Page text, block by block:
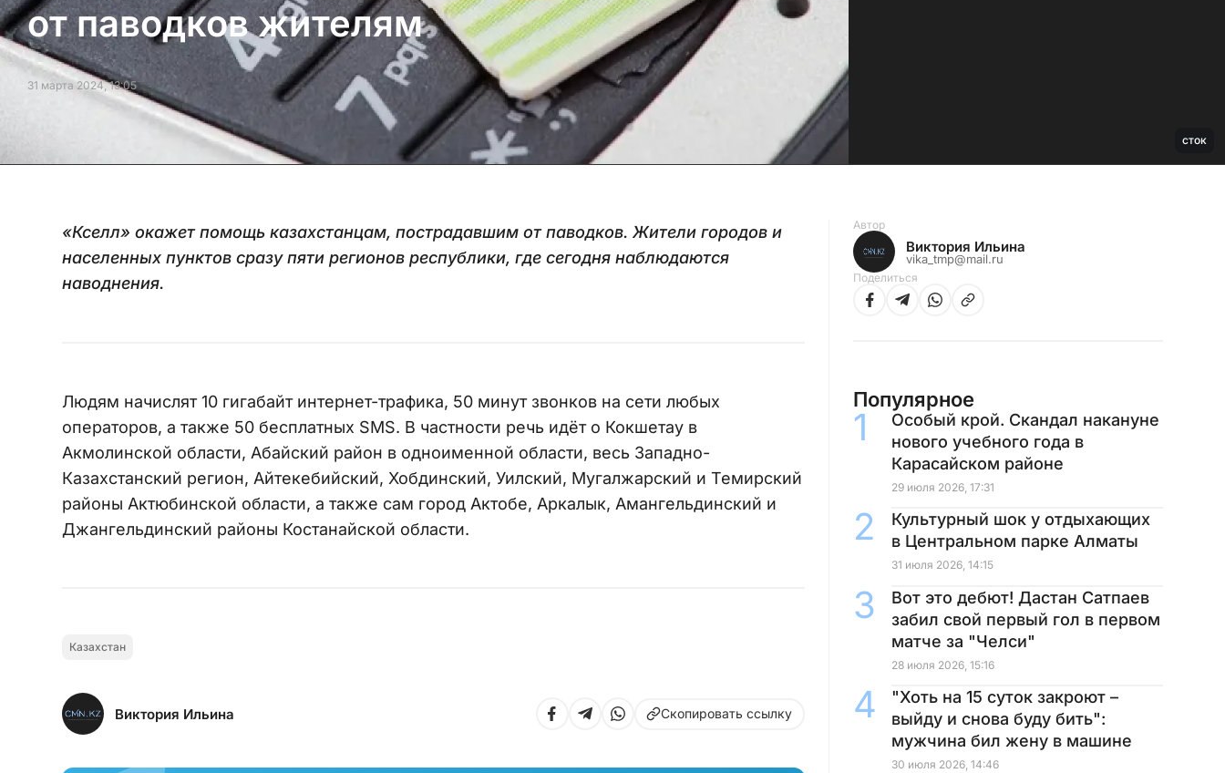
от паводков жителям
31 марта 2024, 13:05
сток
«Кселл» окажет помощь казахстанцам, пострадавшим от паводков. Жители городов и
населенных пунктов сразу пяти регионов республики, где сегодня наблюдаются
наводнения.
Людям начислят 10 гигабайт интернет-трафика, 50 минут звонков на сети любых
операторов, а также 50 бесплатных SMS. В частности речь идёт о Кокшетау в
Акмолинской области, Абайский район в одноименной области, весь Западно-
Казахстанский регион, Айтекебийский, ⁠Хобдинский, ⁠Уилский, ⁠Мугалжарский и Темирский
районы Актюбинской области, а также сам город Актобе, Аркалык, Амангельдинский и
Джангельдинский районы Костанайской области.
Казахстан
Виктория Ильина Скопировать ссылку
Автор
Виктория Ильина
vika_tmp@mail.ru
Поделиться
Популярное
Особый крой. Скандал накануне
нового учебного года в
Карасайском районе
29 июля 2026, 17:31
Культурный шок у отдыхающих
в Центральном парке Алматы
31 июля 2026, 14:15
Вот это дебют! Дастан Сатпаев
забил свой первый гол в первом
матче за "Челси"
28 июля 2026, 15:16
"Хоть на 15 суток закроют –
выйду и снова буду бить":
мужчина бил жену в машине
30 июля 2026, 14:46